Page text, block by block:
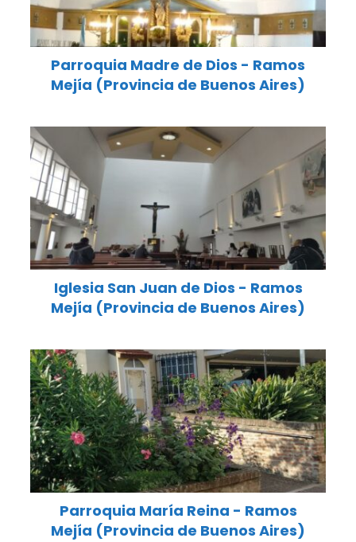
Parroquia Madre de Dios - Ramos
Mejía (Provincia de Buenos Aires)
Iglesia San Juan de Dios - Ramos
Mejía (Provincia de Buenos Aires)
Parroquia María Reina - Ramos
Mejía (Provincia de Buenos Aires)